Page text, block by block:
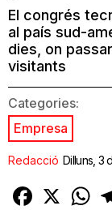
El congrés
al país sud-
dies, on
visitants
Categories:
Empresa
Redacció Dilluns, 3
Facebook
X